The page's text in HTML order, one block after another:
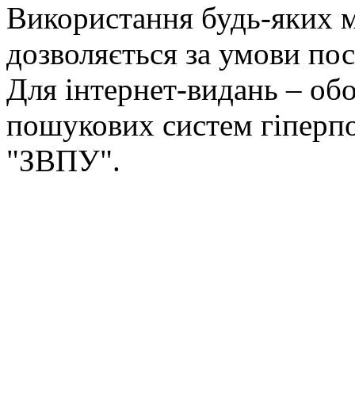
Використання будь-яких
дозволяється за умови
Для інтернет-видань –
пошукових систем
"ЗВПУ".